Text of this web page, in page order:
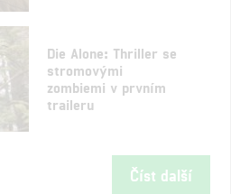
Die Alone: Thriller se
stromovými
zombiemi v prvním
traileru
Číst další